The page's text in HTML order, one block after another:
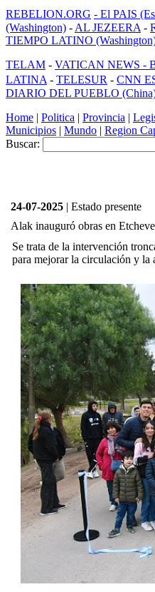
REBELION.ORG - El PAIS
(Washington) - AL JEZEERA -
TIEMPO LATINO
TELAM - VATICAN NEWS -
LATINA - TELESUR - CNN
DIARIO DEL PUEBLO
Home | Politica | Provincia |
Municipios | Mundo | Region
Buscar:
24-07-2025 | Estado presente
Alak inauguró obras en
Se trata de la intervención
para mejorar la circulación y la